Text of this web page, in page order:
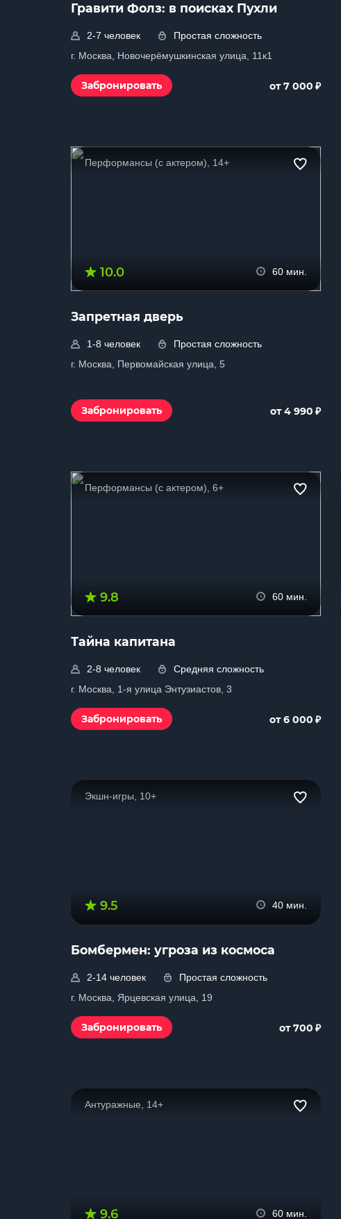
Гравити Фолз: в поисках Пухли
2-7 человек
Простая сложность
г. Москва, Новочерёмушкинская улица, 11к1
Забронировать от 7 000 ₽
Перформансы (с актером), 14+
10.0 60 мин.
Запретная дверь
1-8 человек
Простая сложность
г. Москва, Первомайская улица, 5
Забронировать от 4 990 ₽
Перформансы (с актером), 6+
9.8 60 мин.
Тайна капитана
2-8 человек
Средняя сложность
г. Москва, 1-я улица Энтузиастов, 3
Забронировать от 6 000 ₽
Экшн-игры, 10+
9.5 40 мин.
Бомбермен: угроза из космоса
2-14 человек
Простая сложность
г. Москва, Ярцевская улица, 19
Забронировать от 700 ₽
Антуражные, 14+
9.6 60 мин.